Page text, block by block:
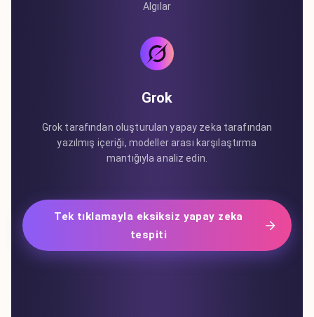
Algılar
Grok
Grok tarafından oluşturulan yapay zeka tarafından
yazılmış içeriği, modeller arası karşılaştırma
mantığıyla analiz edin.
Tek tıklamayla eksiksiz yapay zeka
tespiti